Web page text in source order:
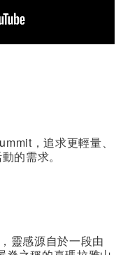
，追求更輕量、
的需求。
靈感源自於一段由